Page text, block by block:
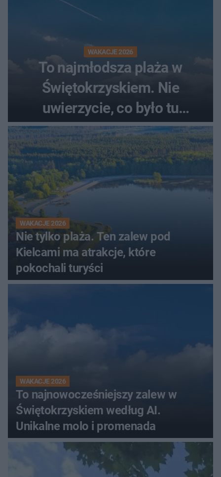
WAKACJE 2026
To najmłodsza plaża w
Świętokrzyskiem. Nie
uwierzycie, co było tu
wcześniej
WAKACJE 2026
Nie tylko plaża. Ten zalew pod
Kielcami ma atrakcje, które
pokochali turyści
WAKACJE 2026
To najnowocześniejszy zalew w
Świętokrzyskiem według AI.
Unikalne molo i promenada